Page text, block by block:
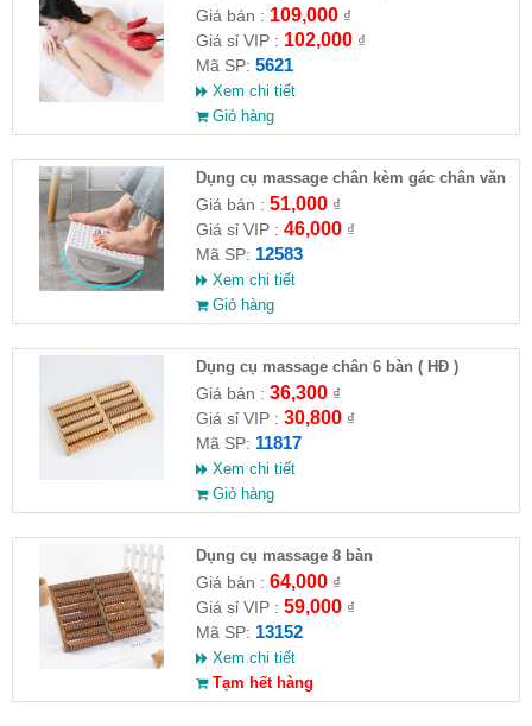
Giá bán : 109,000₫
Giá sỉ VIP : 102,000₫
Mã SP: 5621
Xem chi tiết
Giỏ hàng
Dụng cụ massage chân kèm gác chân văn
phòng
Giá bán : 51,000₫
Giá sỉ VIP : 46,000₫
Mã SP: 12583
Xem chi tiết
Giỏ hàng
Dụng cụ massage chân 6 bàn ( HĐ )
Giá bán : 36,300₫
Giá sỉ VIP : 30,800₫
Mã SP: 11817
Xem chi tiết
Giỏ hàng
Dụng cụ massage 8 bàn
Giá bán : 64,000₫
Giá sỉ VIP : 59,000₫
Mã SP: 13152
Xem chi tiết
Tạm hết hàng